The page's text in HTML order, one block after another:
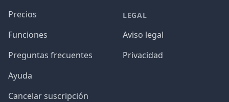
Precios
Funciones
Preguntas frecuentes
Ayuda
Cancelar suscripción
LEGAL
Aviso legal
Privacidad